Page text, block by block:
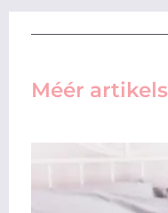
Méér artikels